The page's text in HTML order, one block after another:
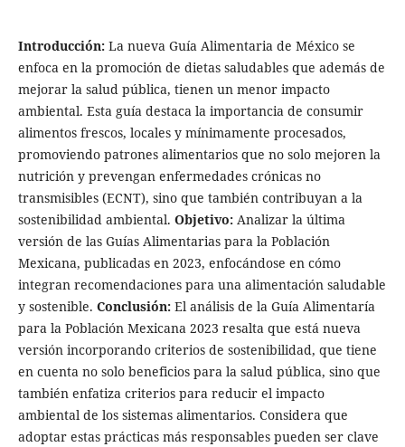
Introducción: La nueva Guía Alimentaria de México se
enfoca en la promoción de dietas saludables que además de
mejorar la salud pública, tienen un menor impacto
ambiental. Esta guía destaca la importancia de consumir
alimentos frescos, locales y mínimamente procesados,
promoviendo patrones alimentarios que no solo mejoren la
nutrición y prevengan enfermedades crónicas no
transmisibles (ECNT), sino que también contribuyan a la
sostenibilidad ambiental. Objetivo:Analizar la última
versión de las Guías Alimentarias para la Población
Mexicana, publicadas en 2023, enfocándose en cómo
integran recomendaciones para una alimentación saludable
y sostenible. Conclusión:El análisis de la Guía Alimentaría
para la Población Mexicana 2023 resalta que está nueva
versión incorporando criterios de sostenibilidad, que tiene
en cuenta no solo beneficios para la salud pública, sino que
también enfatiza criterios para reducir el impacto
ambiental de los sistemas alimentarios. Considera que
adoptar estas prácticas más responsables pueden ser clave